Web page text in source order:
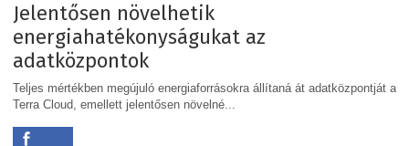
Jelentősen növelhetik
energiahatékonyságukat az
adatközpontok
Teljes mértékben megújuló energiaforrásokra állítaná át adatközpontját a
Terra Cloud, emellett jelentősen növelné...